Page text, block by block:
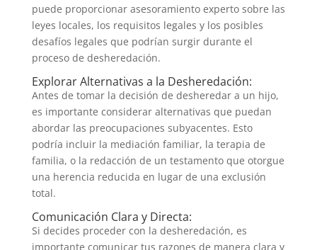
puede proporcionar asesoramiento experto sobre las
leyes locales, los requisitos legales y los posibles
desafíos legales que podrían surgir durante el
proceso de desheredación.
Explorar Alternativas a la Desheredación:
Antes de tomar la decisión de desheredar a un hijo,
es importante considerar alternativas que puedan
abordar las preocupaciones subyacentes. Esto
podría incluir la mediación familiar, la terapia de
familia, o la redacción de un testamento que otorgue
una herencia reducida en lugar de una exclusión
total.
Comunicación Clara y Directa:
Si decides proceder con la desheredación, es
importante comunicar tus razones de manera clara y